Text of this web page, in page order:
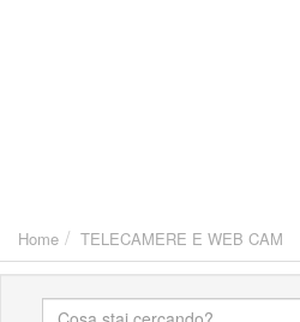
Home TELECAMERE E WEB CAM